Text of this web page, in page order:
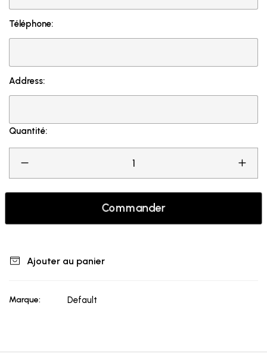
Téléphone:
Address:
Quantité:
Commander
Ajouter au panier
Marque: Default